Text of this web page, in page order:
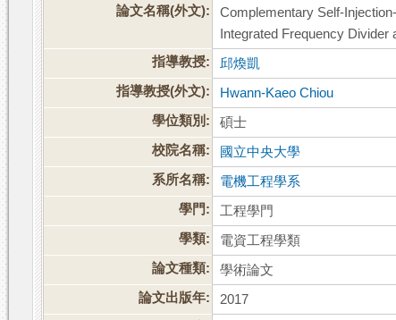
論文名稱(外文):
Complementary Self-
Integrated Frequency
指導教授:
邱煥凱
指導教授(外文):
Hwann-Kaeo Chiou
學位類別:
碩士
校院名稱:
國立中央大學
系所名稱:
電機工程學系
學門:
工程學門
學類:
電資工程學類
論文種類:
學術論文
論文出版年:
2017